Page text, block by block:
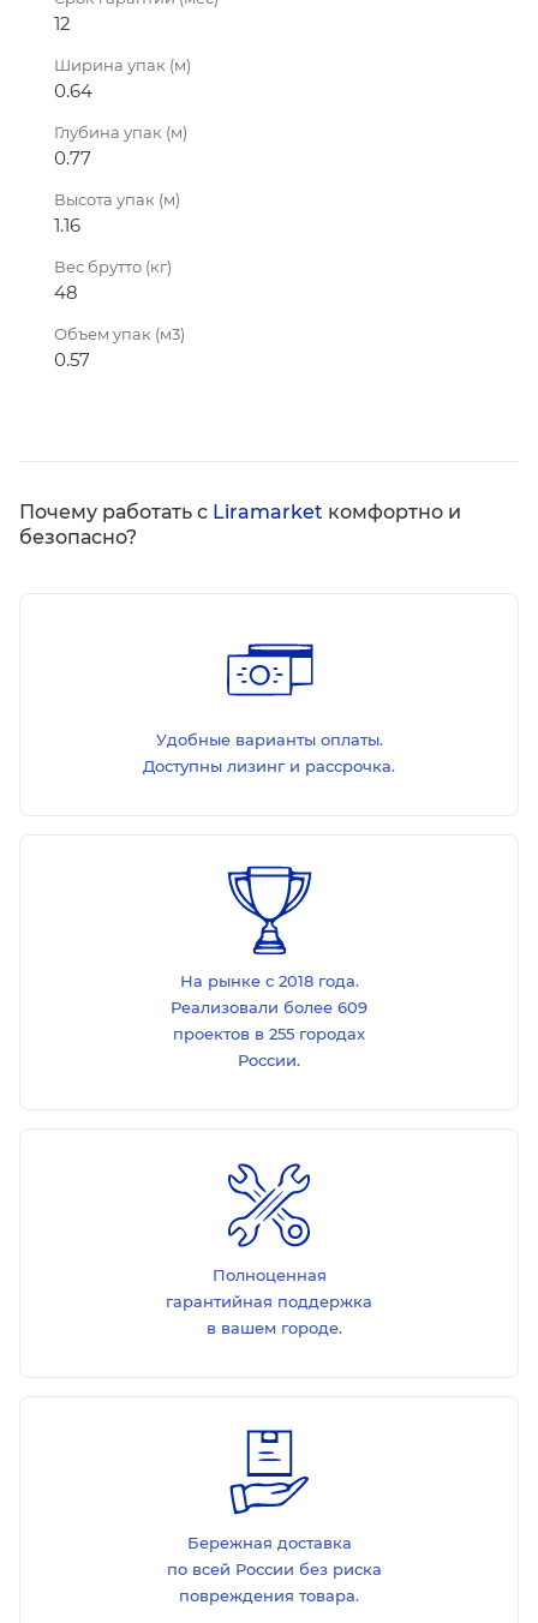
12
Ширина упак (м)
0.64
Глубина упак (м)
0.77
Высота упак (м)
1.16
Вес брутто (кг)
48
Объем упак (м3)
0.57
Почему работать с Liramarket комфортно и
безопасно?
Удобные варианты оплаты.
Доступны лизинг и рассрочка.
На рынке с 2018 года.
Реализовали более 609
проектов в 255 городах
России.
Полноценная
гарантийная поддержка
в вашем городе.
Бережная доставка
по всей России без риска
повреждения товара.